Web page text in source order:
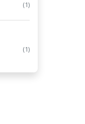
(1)
(1)